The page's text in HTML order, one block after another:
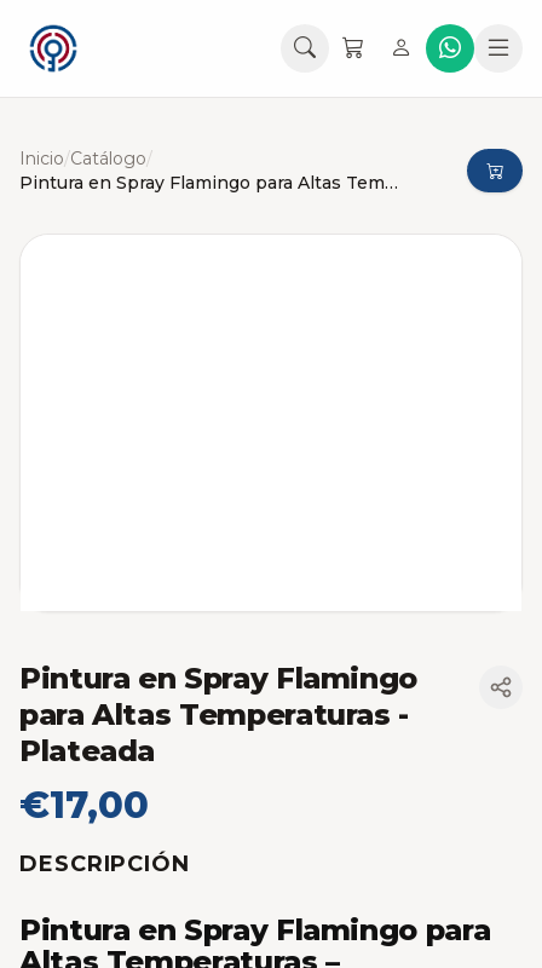
Inicio/Catálogo/
Pintura en Spray Flamingo para Altas Temperaturas
Pintura en Spray Flamingo
para Altas Temperaturas -
Plateada
€17,00
DESCRIPCIÓN
Pintura en Spray Flamingo para